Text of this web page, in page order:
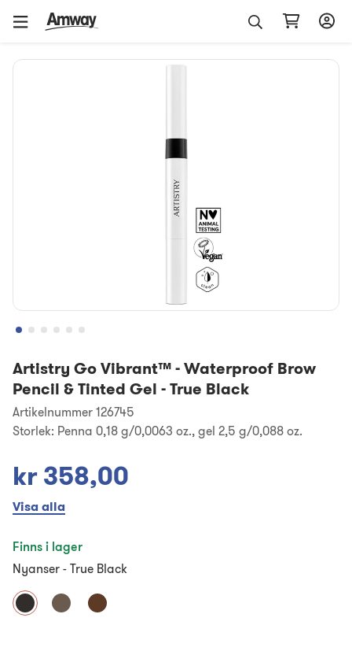
Artistry Go Vibrant™-Waterproof Brow
Pencil & Tinted Gel - True Black
Artikelnummer 126745
Storlek: Penna 0,18 g/0,0063 oz., gel 2,5 g/0,088 oz.
kr 358,00
Visa alla
Finns i lager
Nyanser - True Black